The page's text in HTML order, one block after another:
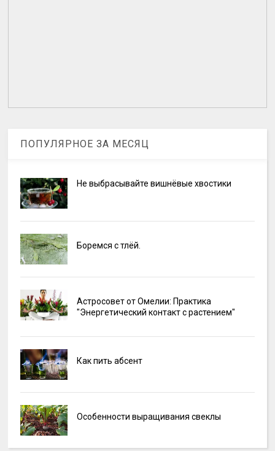
ПОПУЛЯРНОЕ ЗА МЕСЯЦ
Не выбрасывайте вишнёвые хвостики
Боремся с тлёй.
Астросовет от Омелии: Практика
"Энергетический контакт с растением"
Как пить абсент
Особенности выращивания свеклы